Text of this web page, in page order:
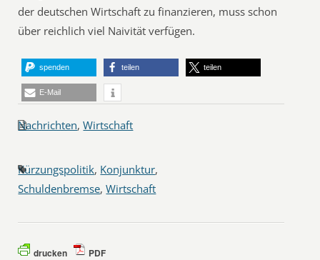
der deutschen Wirtschaft zu finanzieren, muss schon
über reichlich viel Naivität verfügen.
spenden teilen teilen
E-Mail
Nachrichten,Wirtschaft
Kürzungspolitik, Konjunktur,
Schuldenbremse,Wirtschaft
drucken PDF